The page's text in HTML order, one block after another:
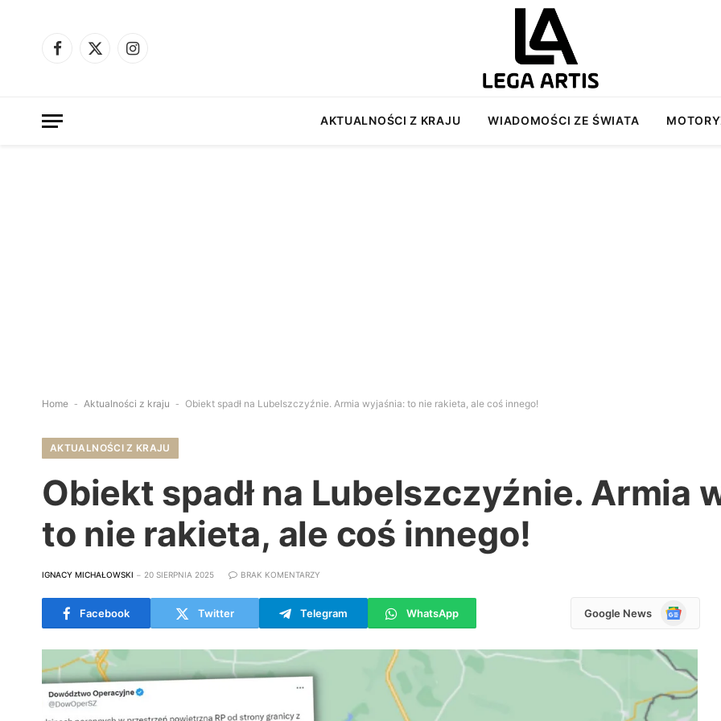
Facebook
X
Instagram
AKTUALNOŚCI Z KRAJU WIADOMOŚCI ZE ŚWIATA
Home - Aktualności z kraju - Obiekt spadł na Lubelszczyźnie. Armia wyjaśnia: to nie rakieta, ale coś innego!
AKTUALNOŚCI Z KRAJU
Obiekt spadł na Lubelszczyźnie. Armia
to nie rakieta, ale coś innego!
IGNACY MICHAŁOWSKI 20 SIERPNIA 2025 BRAK KOMENTARZY
Facebook Twitter Telegram WhatsApp Google News
Google